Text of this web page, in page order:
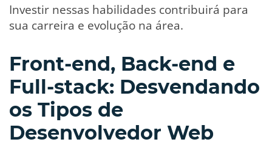
Investir nessas habilidades contribuirá para
sua carreira e evolução na área.
Front-end, Back-end e
Full-stack: Desvendando
os Tipos de
Desenvolvedor Web